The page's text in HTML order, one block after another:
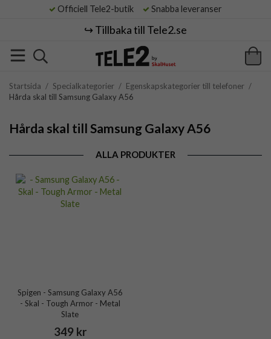
Officiell Tele2-butik Snabba leveranser
↪️ Tillbaka till Tele2.se
Startsida / Specialkategorier / Egenskapskategorier till telefoner /
Hårda skal till Samsung Galaxy A56
Hårda skal till Samsung Galaxy A56
ALLA PRODUKTER
Spigen - Samsung Galaxy A56
- Skal - Tough Armor - Metal
Slate
349 kr